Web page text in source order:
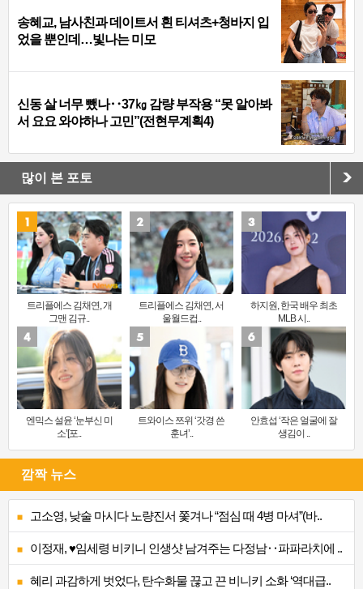
송혜교, 남사친과 데이트서 흰 티셔츠+청바지 입
었을 뿐인데…빛나는 미모
신동 살 너무 뺐나‥37㎏ 감량 부작용 “못 알아봐
서 요요 와야하나 고민”(전현무계획4)
많이 본 포토
트리플에스 김채연, 개
그맨 김규..
트리플에스 김채연, 서
울월드컵..
하지원, 한국 배우 최초
MLB 시..
엔믹스 설윤 ‘눈부신 미
소’[포..
트와이스 쯔위 ‘갓경 쓴
훈녀’..
안효섭 ‘작은 얼굴에 잘
생김이 ..
깜짝 뉴스
고소영, 낮술 마시다 노량진서 쫓겨나 “점심 때 4병 마셔”(바..
이정재, ♥임세령 비키니 인생샷 남겨주는 다정남‥파파라치에 ..
혜리 과감하게 벗었다, 탄수화물 끊고 끈 비니키 소화 ‘역대급..